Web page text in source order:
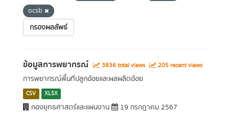
ocsb
กรองผลลัพธ์
ข้อมูลการพยากรณ์ 3836 total views 205 recent views
การพยากรณ์พื้นที่ปลูกอ้อยและผลผลิตอ้อย
CSV XLSX
กองยุทธศาสตร์และแผนงาน 19 กรกฎาคม 2567